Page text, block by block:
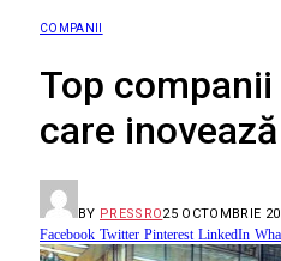
COMPANII
Top
care
BY PRESSRO25 OCTOMBRIE
Facebook Twitter Pinterest LinkedIn